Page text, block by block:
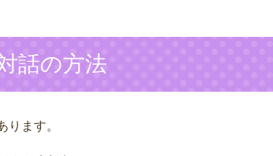
話の方法
ます。